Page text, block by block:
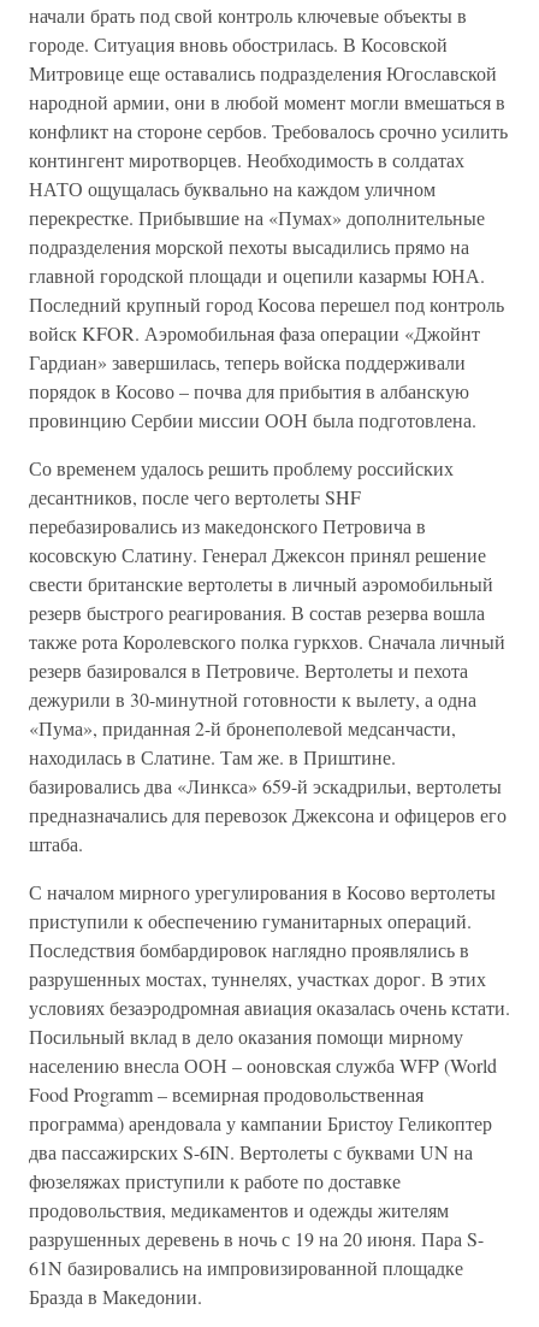
начали брать под свой контроль ключевые объекты в
городе. Ситуация вновь обострилась. В Косовской
Митровице еще оставались подразделения Югославской
народной армии, они в любой момент могли вмешаться в
конфликт на стороне сербов. Требовалось срочно усилить
контингент миротворцев. Необходимость в солдатах
НАТО ощущалась буквально на каждом уличном
перекрестке. Прибывшие на «Пумах» дополнительные
подразделения морской пехоты высадились прямо на
главной городской площади и оцепили казармы ЮНА.
Последний крупный город Косова перешел под контроль
войск KFOR. Аэромобильная фаза операции «Джойнт
Гардиан» завершилась, теперь войска поддерживали
порядок в Косово – почва для прибытия в албанскую
провинцию Сербии миссии ООН была подготовлена.
Со временем удалось решить проблему российских
десантников, после чего вертолеты SHF
перебазировались из македонского Петровича в
косовскую Слатину. Генерал Джексон принял решение
свести британские вертолеты в личный аэромобильный
резерв быстрого реагирования. В состав резерва вошла
также рота Королевского полка гуркхов. Сначала личный
резерв базировался в Петровиче. Вертолеты и пехота
дежурили в 30-минутной готовности к вылету, а одна
«Пума», приданная 2-й бронеполевой медсанчасти,
находилась в Слатине. Там же. в Приштине.
базировались два «Линкса» 659-й эскадрильи, вертолеты
предназначались для перевозок Джексона и офицеров его
штаба.
С началом мирного урегулирования в Косово вертолеты
приступили к обеспечению гуманитарных операций.
Последствия бомбардировок наглядно проявлялись в
разрушенных мостах, туннелях, участках дорог. В этих
условиях безаэродромная авиация оказалась очень кстати.
Посильный вклад в дело оказания помощи мирному
населению внесла ООН – ооновская служба WFP (World
Food Programm – всемирная продовольственная
программа) арендовала у кампании Бристоу Геликоптер
два пассажирских S-6IN. Вертолеты с буквами UN на
фюзеляжах приступили к работе по доставке
продовольствия, медикаментов и одежды жителям
разрушенных деревень в ночь с 19 на 20 июня. Пара S-
61N базировались на импровизированной площадке
Бразда в Македонии.